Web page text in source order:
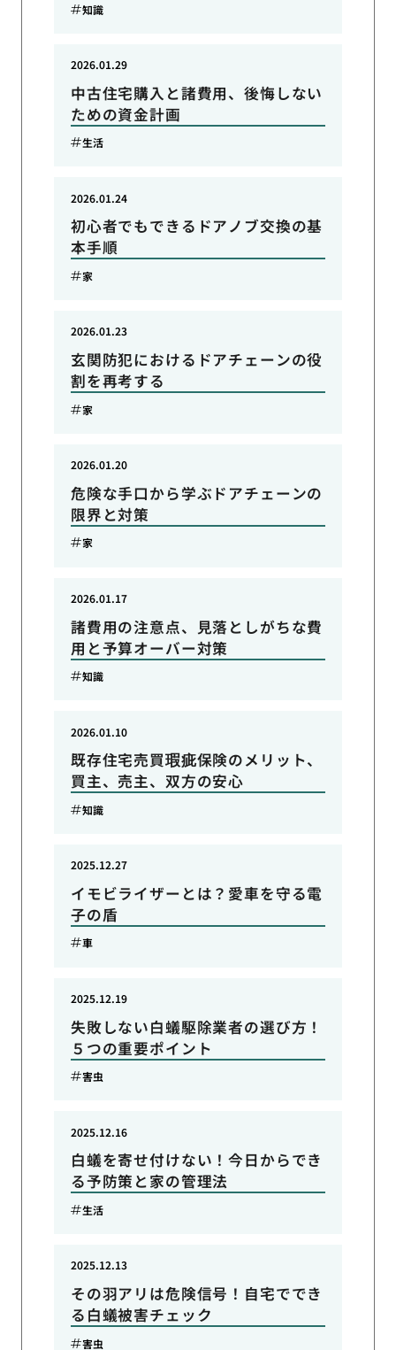
知識
中古住宅購入と諸費用、後悔しない
ための資金計画
2026.01.29
生活
初心者でもできるドアノブ交換の基
本手順
2026.01.24
家
玄関防犯におけるドアチェーンの役
割を再考する
2026.01.23
家
危険な手口から学ぶドアチェーンの
限界と対策
2026.01.20
家
諸費用の注意点、見落としがちな費
用と予算オーバー対策
2026.01.17
知識
既存住宅売買瑕疵保険のメリット、
買主、売主、双方の安心
2026.01.10
知識
イモビライザーとは？愛車を守る電
子の盾
2025.12.27
車
失敗しない白蟻駆除業者の選び方！
５つの重要ポイント
2025.12.19
害虫
白蟻を寄せ付けない！今日からでき
る予防策と家の管理法
2025.12.16
生活
その羽アリは危険信号！自宅ででき
る白蟻被害チェック
2025.12.13
害虫